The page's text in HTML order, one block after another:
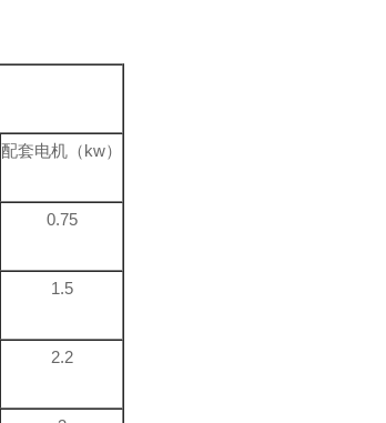
配套电机（kw）
0.75
1.5
2.2